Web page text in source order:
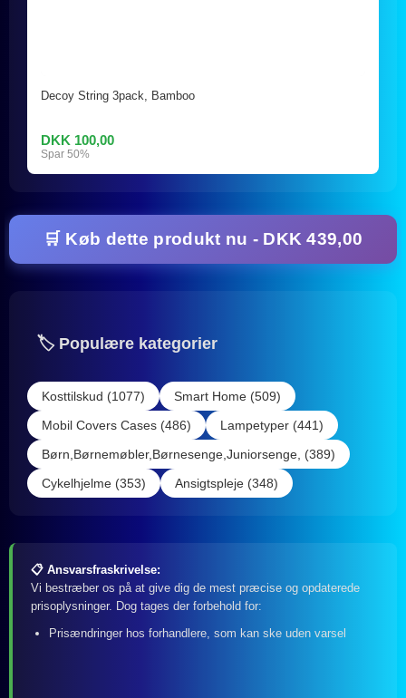
Decoy String 3pack, Bamboo
DKK 100,00
Spar 50%
🛒 Køb dette produkt nu - DKK 439,00
🏷️ Populære kategorier
Kosttilskud (1077)
Smart Home (509)
Mobil Covers Cases (486)
Lampetyper (441)
Børn,Børnemøbler,Børnesenge,Juniorsenge, (389)
Cykelhjelme (353)
Ansigtspleje (348)
📋 Ansvarsfraskrivelse:
Vi bestræber os på at give dig de mest præcise og opdaterede
prisoplysninger. Dog tages der forbehold for:
Prisændringer hos forhandlere, som kan ske uden varsel